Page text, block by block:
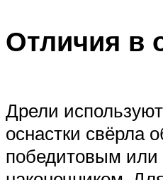
Отличия в
Дрели
оснастки свёрла
победитовым